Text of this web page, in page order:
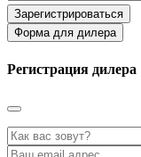
Зарегистрироваться
Форма для дилера
Регистрация дилера